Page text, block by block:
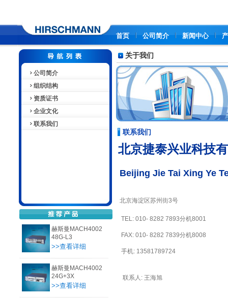
首页 公司简介 新闻中心
公司简介
组织结构
资质证书
企业文化
联系我们
赫斯曼MACH4002
48G-L3
>>查看详细
赫斯曼MACH4002
24G+3X
>>查看详细
关于我们
联系我们
北京捷泰兴业科技
Beijing Jie Tai Xing Ye
北京海淀区苏州街3号
TEL: 010- 8282 7893分机8001
FAX: 010- 8282 7839分机8008
手机: 13581789724
联系人: 王海旭